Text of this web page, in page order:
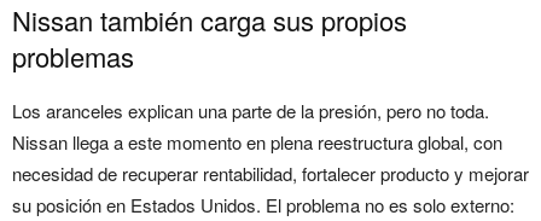
Nissan también carga sus propios
problemas
Los aranceles explican una parte de la presión, pero no toda.
Nissan llega a este momento en plena reestructura global, con
necesidad de recuperar rentabilidad, fortalecer producto y mejorar
su posición en Estados Unidos. El problema no es solo externo: